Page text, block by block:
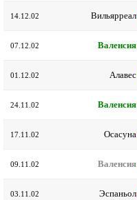
14.12.02 Вильярреал
07.12.02 Валенсия
01.12.02 Алавес
24.11.02 Валенсия
17.11.02 Осасуна
09.11.02 Валенсия
03.11.02 Эспаньол